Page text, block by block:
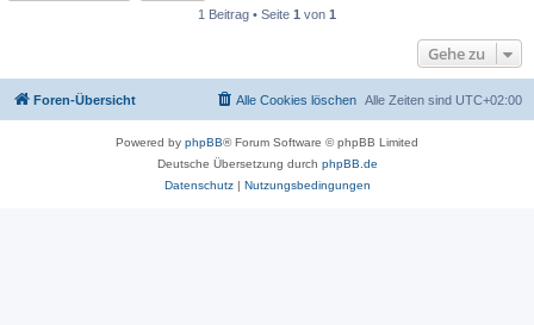
1 Beitrag • Seite 1 von 1
Gehe zu
Foren-Übersicht Alle Zeiten sind UTC+02:00
Alle Cookies löschen
Powered by phpBB® Forum Software © phpBB Limited
Deutsche Übersetzung durch phpBB.de
Datenschutz| Nutzungsbedingungen